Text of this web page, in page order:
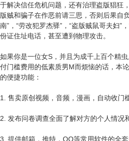
于解决信任危机问题，还有治理盗版猖狂
版贼和骗子在作恶前请三思，否则后果自
南”，“劳改犯罗杰驿”，“盗版贼鼠哥夫妇”
份证住址电话，甚至遭到物理攻击。
如果你是一位女S，并且为成千上百个精
付门槛费用的低素质男M而烦恼的话，本
的便捷功能：
1. 售卖原创视频，音频，漫画，自动收门
2. 发布问卷调查全面了解对方的个人情况
3. 提供邮箱，推特，QQ等常用软件的全